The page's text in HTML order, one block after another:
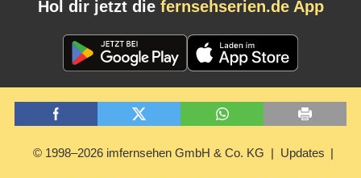
Hol dir jetzt die fernsehserien.de App
© 1998–2026 imfernsehen GmbH & Co. KG Updates